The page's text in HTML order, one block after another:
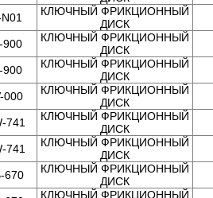
КЛЮЧНЫЙ ФРИКЦИОННЫЙ
ДИСК
900
КЛЮЧНЫЙ ФРИКЦИОННЫЙ
ДИСК
900
КЛЮЧНЫЙ ФРИКЦИОННЫЙ
ДИСК
000
КЛЮЧНЫЙ ФРИКЦИОННЫЙ
ДИСК
741
КЛЮЧНЫЙ ФРИКЦИОННЫЙ
ДИСК
741
КЛЮЧНЫЙ ФРИКЦИОННЫЙ
ДИСК
670
КЛЮЧНЫЙ ФРИКЦИОННЫЙ
ДИСК
КЛЮЧНЫЙ ФРИКЦИОННЫЙ